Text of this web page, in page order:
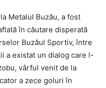
Metalul Buzău, a fost
în căutare disperată
Buzăul Sportiv, între
a existat un dialog care l-
vârful venit de la
a zece goluri în